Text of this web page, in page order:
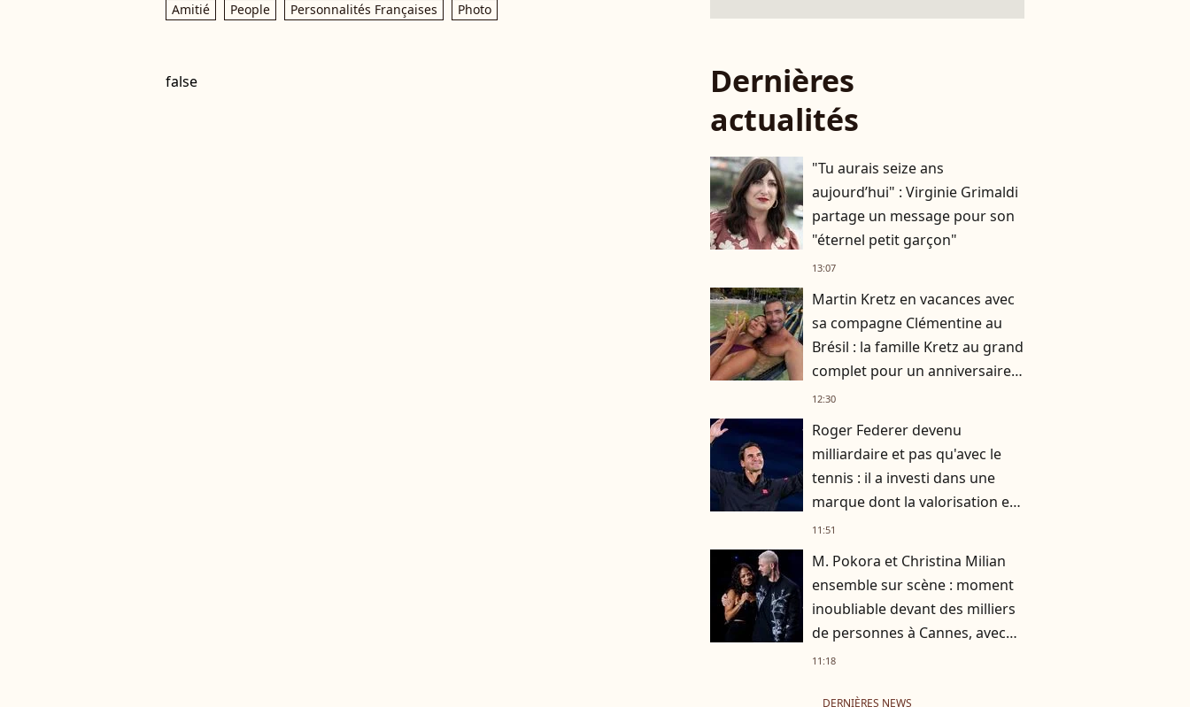
Amitié People Personnalités Françaises Photo
false
Dernières
actualités
"Tu aurais seize ans
aujourd’hui" : Virginie Grimaldi
partage un message pour son
"éternel petit garçon"
13:07
Martin Kretz en vacances avec
sa compagne Clémentine au
Brésil : la famille Kretz au grand
complet pour un anniversaire
très particulier
12:30
Roger Federer devenu
milliardaire et pas qu'avec le
tennis : il a investi dans une
marque dont la valorisation est
exponentielle
11:51
M. Pokora et Christina Milian
ensemble sur scène : moment
inoubliable devant des milliers
de personnes à Cannes, avec
un autre nom de la musique
11:18
DERNIÈRES NEWS